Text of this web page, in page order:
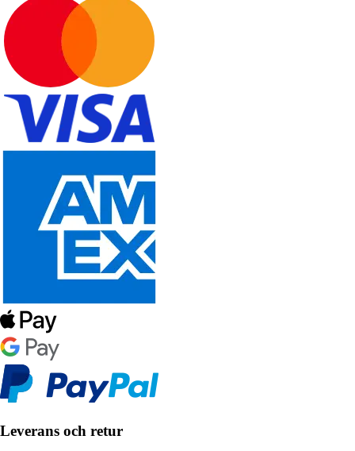
Leverans och retur